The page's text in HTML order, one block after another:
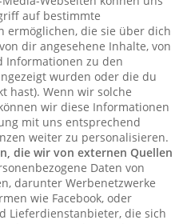
auf bestimmte
ermöglichen, die sie über dich
dir angesehene Inhalte, von
Informationen zu den
wurden oder die du
hast). Wenn wir solche
wir diese Informationen
mit uns entsprechend
weiter zu personalisieren.
die wir von externen Quellen
Daten von
darunter Werbenetzwerke
wie Facebook, oder
Lieferdienstanbieter, die sich